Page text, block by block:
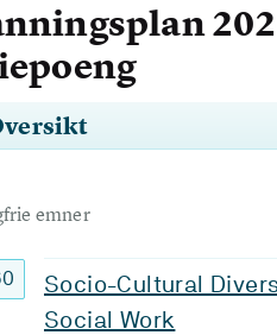
emner
Socio-Cultural
Social Work